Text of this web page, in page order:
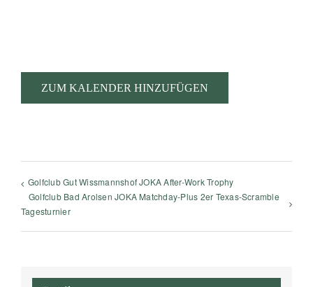
ZUM KALENDER HINZUFÜGEN
Golfclub Gut Wissmannshof JOKA After-Work Trophy
Golfclub Bad Arolsen JOKA Matchday-Plus 2er Texas-Scramble
Tagesturnier